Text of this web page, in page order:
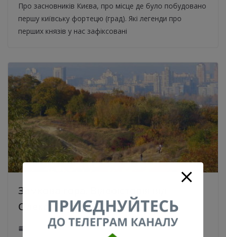
Про засновників Києва, про місце де було побудовано
першу київську фортецю (град). Які легенди про
перших князів у нас зафіксовані
Замкова гора. Відеоісторія від
Олександра Алфьорова
11.01.2020 0